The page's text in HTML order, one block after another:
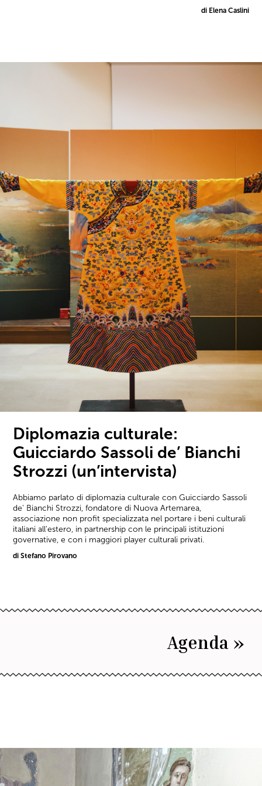
di Elena Caslini
Diplomazia culturale:
Guicciardo Sassoli de’ Bianchi
Strozzi (un’intervista)
Abbiamo parlato di diplomazia culturale con Guicciardo Sassoli
de' Bianchi Strozzi, fondatore di Nuova Artemarea,
associazione non profit specializzata nel portare i beni culturali
italiani all'estero, in partnership con le principali istituzioni
governative, e con i maggiori player culturali privati.
di Stefano Pirovano
Agenda »